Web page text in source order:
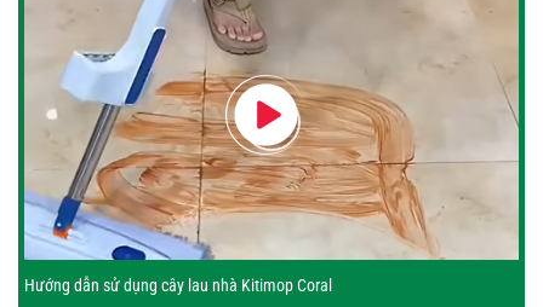
Hướng dẫn sử dụng cây lau nhà Kitimop Coral